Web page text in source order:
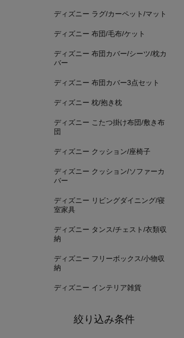
ディズニー ラグ/カーペット/マット
ディズニー 布団/毛布/ケット
ディズニー 布団カバー/シーツ/枕カ
バー
ディズニー 布団カバー3点セット
ディズニー 枕/抱き枕
ディズニー こたつ掛け布団/敷き布
団
ディズニー クッション/座椅子
ディズニー クッション/ソファーカ
バー
ディズニー リビングダイニング/寝
室家具
ディズニー タンス/チェスト/衣類収
納
ディズニー フリーボックス/小物収
納
ディズニー インテリア雑貨
絞り込み条件